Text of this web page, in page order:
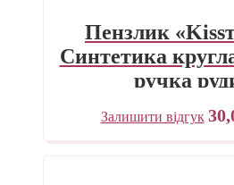
Пензлик
Синтетика
ручка
Залишити відгук